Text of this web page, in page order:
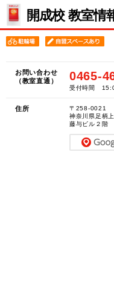
開成校 教室情
お問い合わせ
（教室直通）
0465-
受付時間
住所
〒258-0021
神奈川県足柄
藤与ビル２階